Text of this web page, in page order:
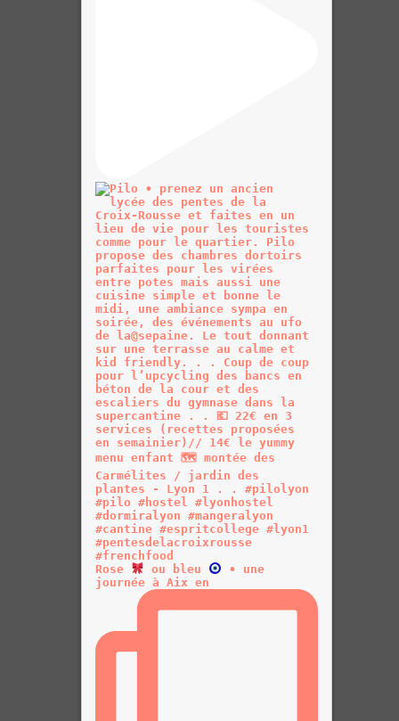
Rose ou bleu
• une
journée à Aix en